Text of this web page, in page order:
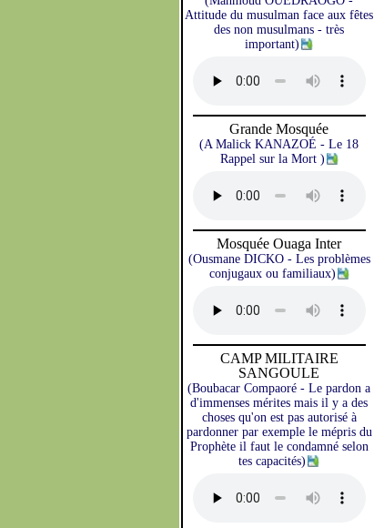
Attitude du musulman face aux fêtes
des non musulmans - très
important)
Grande Mosquée
(A Malick KANAZOÉ - Le 18
Rappel sur la Mort )
Mosquée Ouaga Inter
(Ousmane DICKO - Les problèmes
conjugaux ou familiaux)
CAMP MILITAIRE
SANGOULE
(Boubacar Compaoré - Le pardon a
d'immenses mérites mais il y a des
choses qu'on est pas autorisé à
pardonner par exemple le mépris du
Prophète il faut le condamné selon
tes capacités)